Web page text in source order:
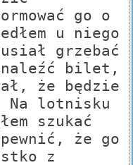
go o
u niego
grzebać
bilet,
że będzie
Na lotnisku
szukać
że go
z